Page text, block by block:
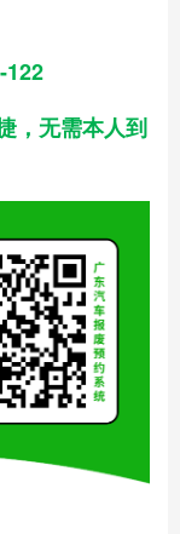
122
，无需本人到